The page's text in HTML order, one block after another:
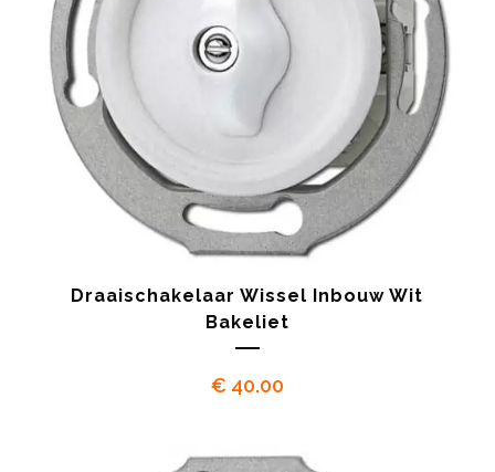
Draaischakelaar Wissel Inbouw Wit
Bakeliet
€ 40.00